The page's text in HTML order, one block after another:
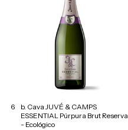
6
b. Cava JUVÉ & CAMPS
ESSENTIAL Púrpura Brut Reserva
- Ecológico